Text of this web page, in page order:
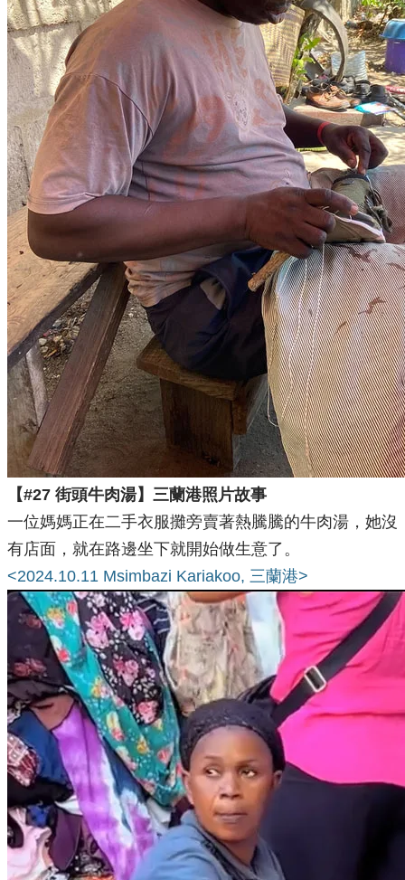
【#27 街頭牛肉湯】三蘭港照片故事
一位媽媽正在二手衣服攤旁賣著熱騰騰的牛肉湯，她沒
有店面，就在路邊坐下就開始做生意了。
<2024.10.11 Msimbazi Kariakoo, 三蘭港>